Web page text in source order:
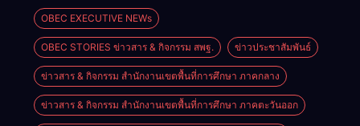
ศึกษา 2569
ศึกษา
ตำแหน่ง รอง
ผู้อำนวยการ
สถานศึกษา
OBEC EXECUTIVE NEWs
OBEC STORIES ข่าวสาร & กิจกรรม สพฐ. ข่าวประชาสัมพันธ์
ข่าวสาร & กิจกรรม สำนักงานเขตพื้นที่การศึกษา ภาคกลาง
ข่าวสาร & กิจกรรม สำนักงานเขตพื้นที่การศึกษา ภาคตะวันออก